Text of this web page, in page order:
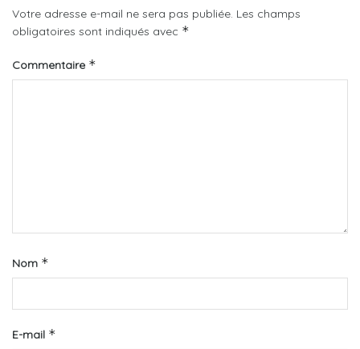
Votre adresse e-mail ne sera pas publiée. Les champs
obligatoires sont indiqués avec *
Commentaire *
Nom *
E-mail *